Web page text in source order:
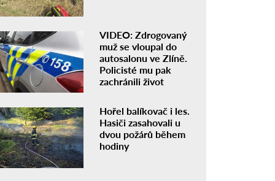
VIDEO: Zdrogovaný
muž se vloupal do
autosalonu ve Zlíně.
Policisté mu pak
zachránili život
Hořel balíkovač i les.
Hasiči zasahovali u
dvou požárů během
hodiny